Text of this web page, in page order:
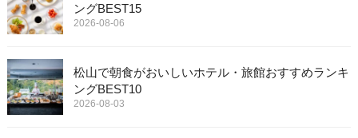
ングBEST15
2026-08-06
松山で朝食がおいしいホテル・旅館おすすめランキ
ングBEST10
2026-08-03